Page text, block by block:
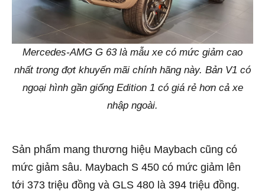
Mercedes-AMG G 63 là mẫu xe có mức giảm cao
nhất trong đợt khuyến mãi chính hãng này. Bản V1 có
ngoại hình gần giống Edition 1 có giá rẻ hơn cả xe
nhập ngoài.
Sản phẩm mang thương hiệu Maybach cũng có
mức giảm sâu. Maybach S 450 có mức giảm lên
tới 373 triệu đồng và GLS 480 là 394 triệu đồng.